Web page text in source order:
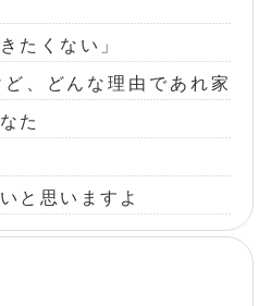
たくない」
、どんな理由であれ家
た
と思いますよ